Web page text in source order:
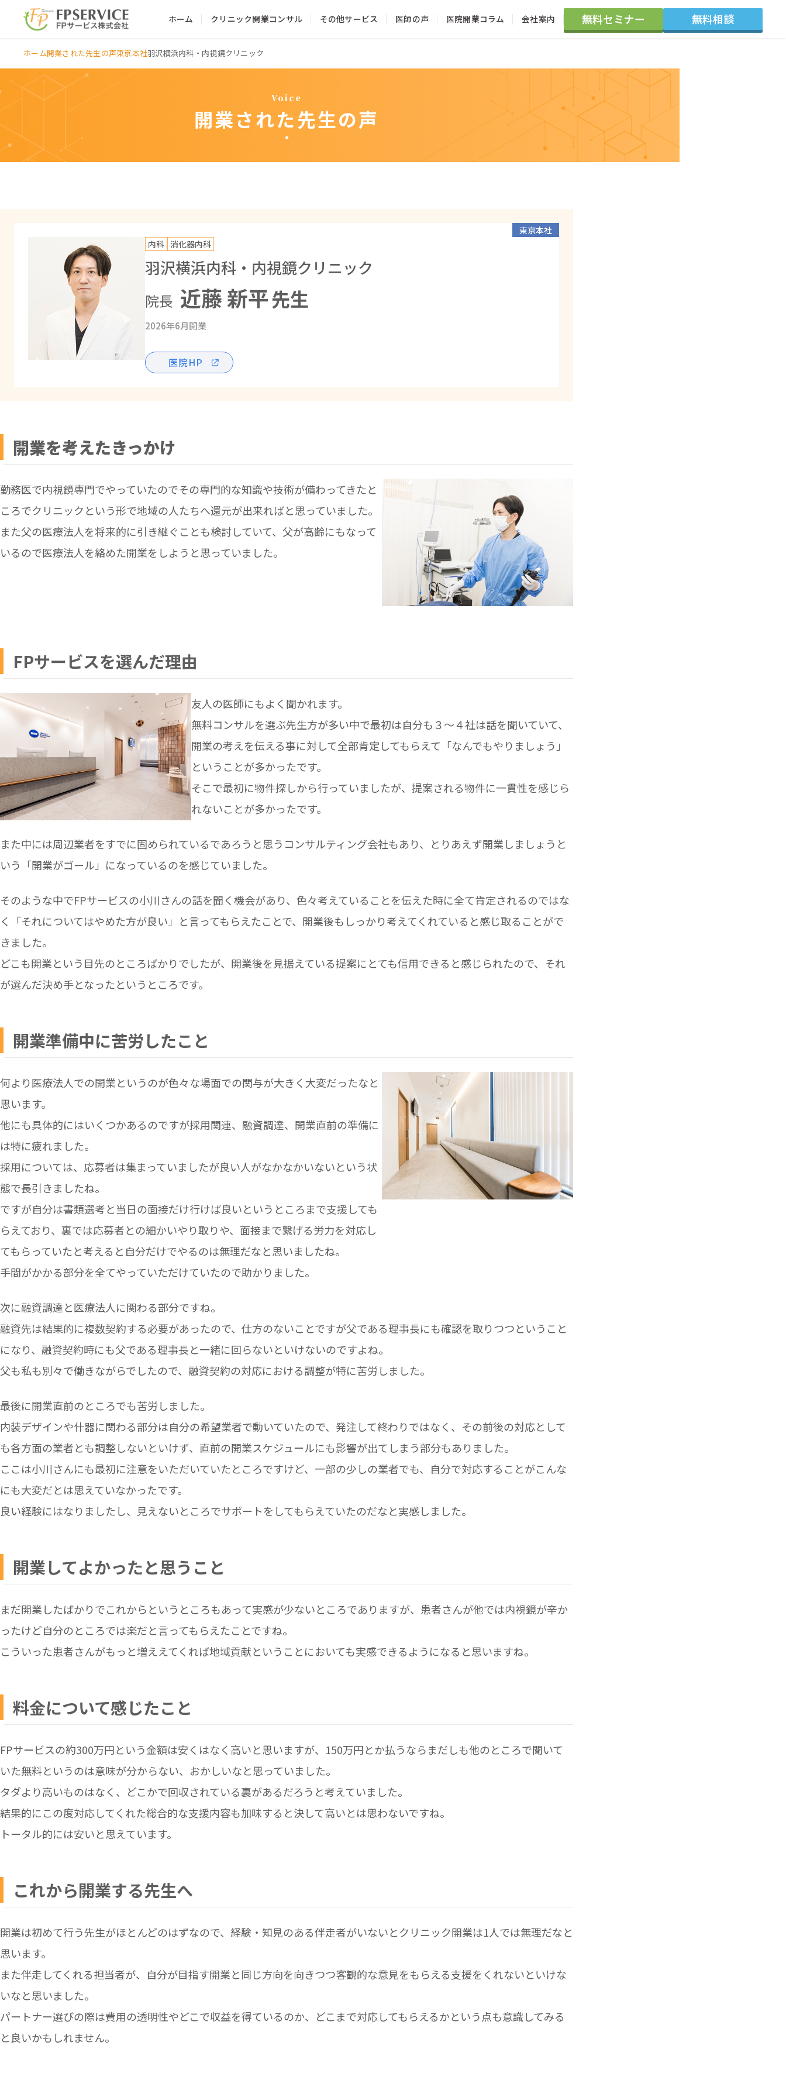
ホーム クリニック開業コンサル その他サービス
医師のファイナンシャルプランニング
医師の声 医院開業コラム 会社案内
東京本社
大阪支社
お知らせ
無料セミナー 無料相談
ホーム開業された先生の声東京本社羽沢横浜内科・内視鏡クリニック
Voice
開業された先生の声
東京本社
内科 消化器内科
羽沢横浜内科・内視鏡クリニック
院長 近藤 新平先生
2026年6月開業
医院HP
開業を考えたきっかけ
勤務医で内視鏡専門でやっていたのでその専門的な知識や技術が備わってきたと
ころでクリニックという形で地域の人たちへ還元が出来ればと思っていました。
また父の医療法人を将来的に引き継ぐことも検討していて、父が高齢にもなって
いるので医療法人を絡めた開業をしようと思っていました。
FPサービスを選んだ理由
友人の医師にもよく聞かれます。
無料コンサルを選ぶ先生方が多い中で最初は自分も３～４社は話を聞いていて、
開業の考えを伝える事に対して全部肯定してもらえて「なんでもやりましょう」
ということが多かったです。
そこで最初に物件探しから行っていましたが、提案される物件に一貫性を感じら
れないことが多かったです。
また中には周辺業者をすでに固められているであろうと思うコンサルティング会社もあり、とりあえず開業しましょうと
いう「開業がゴール」になっているのを感じていました。
そのような中でFPサービスの小川さんの話を聞く機会があり、色々考えていることを伝えた時に全て肯定されるのではな
く「それについてはやめた方が良い」と言ってもらえたことで、開業後もしっかり考えてくれていると感じ取ることがで
きました。
どこも開業という目先のところばかりでしたが、開業後を見据えている提案にとても信用できると感じられたので、それ
が選んだ決め手となったというところです。
開業準備中に苦労したこと
何より医療法人での開業というのが色々な場面での関与が大きく大変だったなと
思います。
他にも具体的にはいくつかあるのですが採用関連、融資調達、開業直前の準備に
は特に疲れました。
採用については、応募者は集まっていましたが良い人がなかなかいないという状
態で長引きましたね。
ですが自分は書類選考と当日の面接だけ行けば良いというところまで支援しても
らえており、裏では応募者との細かいやり取りや、面接まで繋げる労力を対応し
てもらっていたと考えると自分だけでやるのは無理だなと思いましたね。
手間がかかる部分を全てやっていただけていたので助かりました。
次に融資調達と医療法人に関わる部分ですね。
融資先は結果的に複数契約する必要があったので、仕方のないことですが父である理事長にも確認を取りつつということ
になり、融資契約時にも父である理事長と一緒に回らないといけないのですよね。
父も私も別々で働きながらでしたので、融資契約の対応における調整が特に苦労しました。
最後に開業直前のところでも苦労しました。
内装デザインや什器に関わる部分は自分の希望業者で動いていたので、発注して終わりではなく、その前後の対応として
も各方面の業者とも調整しないといけず、直前の開業スケジュールにも影響が出てしまう部分もありました。
ここは小川さんにも最初に注意をいただいていたところですけど、一部の少しの業者でも、自分で対応することがこんな
にも大変だとは思えていなかったです。
良い経験にはなりましたし、見えないところでサポートをしてもらえていたのだなと実感しました。
開業してよかったと思うこと
まだ開業したばかりでこれからというところもあって実感が少ないところでありますが、患者さんが他では内視鏡が辛か
ったけど自分のところでは楽だと言ってもらえたことですね。
こういった患者さんがもっと増ええてくれば地域貢献ということにおいても実感できるようになると思いますね。
料金について感じたこと
FPサービスの約300万円という金額は安くはなく高いと思いますが、150万円とか払うならまだしも他のところで聞いて
いた無料というのは意味が分からない、おかしいなと思っていました。
タダより高いものはなく、どこかで回収されている裏があるだろうと考えていました。
結果的にこの度対応してくれた総合的な支援内容も加味すると決して高いとは思わないですね。
トータル的には安いと思えています。
これから開業する先生へ
開業は初めて行う先生がほとんどのはずなので、経験・知見のある伴走者がいないとクリニック開業は1人では無理だなと
思います。
また伴走してくれる担当者が、自分が目指す開業と同じ方向を向きつつ客観的な意見をもらえる支援をくれないといけな
いなと思いました。
パートナー選びの際は費用の透明性やどこで収益を得ているのか、どこまで対応してもらえるかという点も意識してみる
と良いかもしれません。